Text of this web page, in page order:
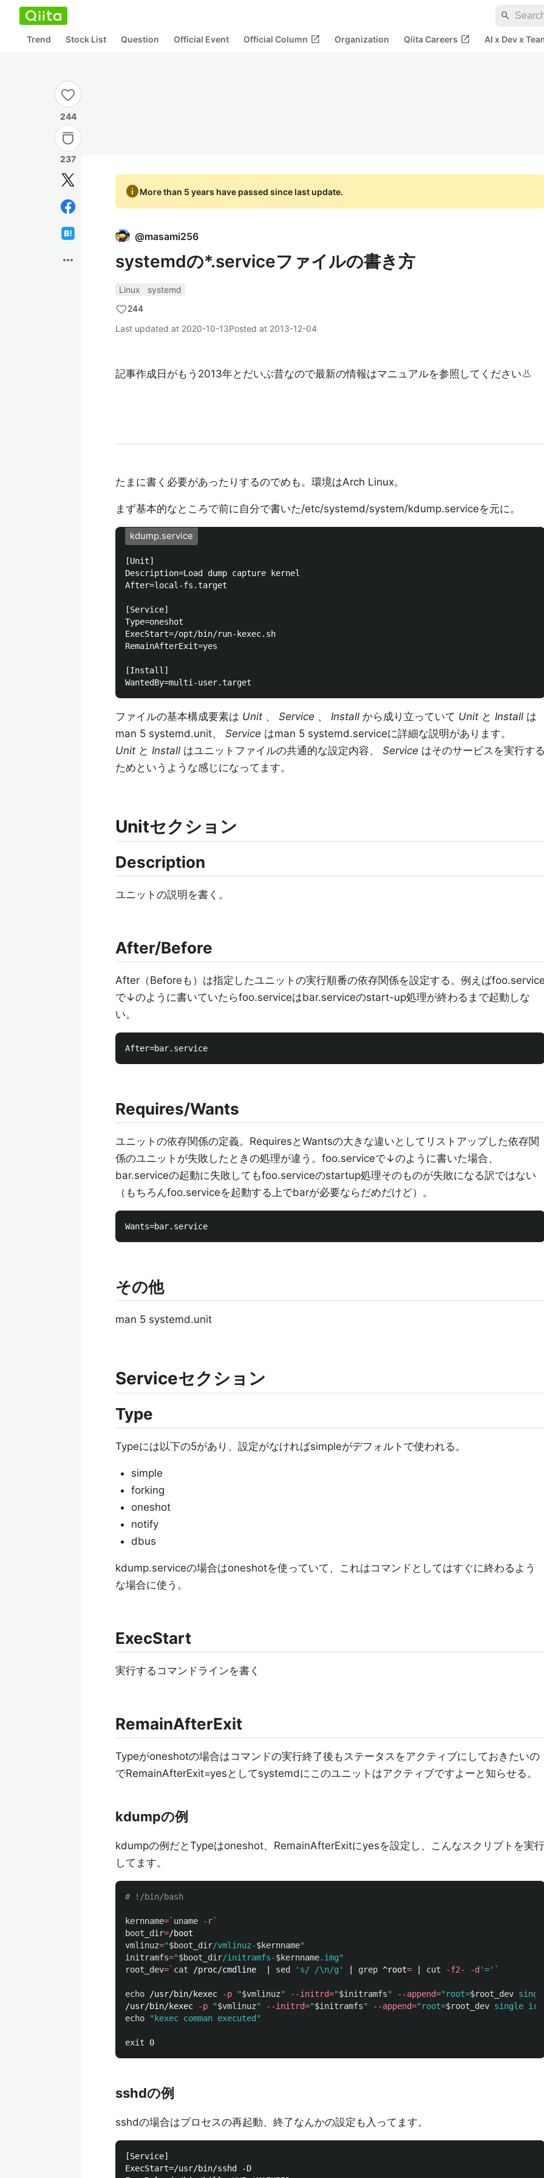
search
Trend Stock List Question Official Event Official Column open_in_new Organization Qiita Careers open_in_new AI x Dev x
244
237
more_horiz
infoMore than 5 years have passed since last update.
@masami256
systemdの*.serviceファイルの書き方
Linux
systemd
244
Last updated at 2020-10-13Posted at 2013-12-04
記事作成日がもう2013年とだいぶ昔なので最新の情報はマニュアルを参照してください👃
たまに書く必要があったりするのでめも。環境はArch Linux。
まず基本的なところで前に自分で書いた/etc/systemd/system/kdump.serviceを元に。
kdump.service
[Unit]
Description=Load dump capture kernel
After=local-fs.target
[Service]
Type=oneshot
ExecStart=/opt/bin/run-kexec.sh
RemainAfterExit=yes
[Install]
ファイルの基本構成要素は Unit 、 Service 、 Install から成り立っていて Unit と Install は
man 5 systemd.unit、 Service はman 5 systemd.serviceに詳細な説明があります。
Unit と Install はユニットファイルの共通的な設定内容、 Service はそのサービスを実行す
ためというような感じになってます。
Unitセクション
Description
ユニットの説明を書く。
After/Before
After（Beforeも）は指定したユニットの実行順番の依存関係を設定する。例えば
で↓のように書いていたらfoo.serviceはbar.serviceのstart-up処理が終わるまで起動しな
い。
Requires/Wants
ユニットの依存関係の定義。RequiresとWantsの大きな違いとしてリストアップした依存関
係のユニットが失敗したときの処理が違う。foo.serviceで↓のように書いた場合、
bar.serviceの起動に失敗してもfoo.serviceのstartup処理そのものが失敗になる訳ではない
（もちろんfoo.serviceを起動する上でbarが必要ならだめだけど）。
その他
man 5 systemd.unit
Serviceセクション
Type
Typeには以下の5があり、設定がなければsimpleがデフォルトで使われる。
simple
forking
oneshot
notify
dbus
kdump.serviceの場合はoneshotを使っていて、これはコマンドとしてはすぐに終わるよう
な場合に使う。
ExecStart
実行するコマンドラインを書く
RemainAfterExit
Typeがoneshotの場合はコマンドの実行終了後もステータスをアクティブにしておきたいの
でRemainAfterExit=yesとしてsystemdにこのユニットはアクティブですよーと知らせる。
kdumpの例
kdumpの例だとTypeはoneshot、RemainAfterExitにyesを設定し、こんなスクリプトを実行
してます。
# !/bin/bash
kernname=` uname -r`
boot_dir=
vmlinuz="$boot_dir/vmlinuz-$kernname"
initramfs="$boot_dir/initramfs-$kernname.img"
root_dev=` cat /proc/cmdline  | sed 's/ /\n/g' grep ^root= cut -f2- -d '=' `
echo /usr/bin/kexec -p "$vmlinuz" --initrd="$initramfs" --append="root=$root_dev
/usr/bin/kexec
-p "$vmlinuz" --initrd="$initramfs" --append="root=$root_dev single
echo
"kexec comman executed"
exit
sshdの例
sshdの場合はプロセスの再起動、終了なんかの設定も入ってます。
[Service]
ExecStart=/usr/bin/sshd -D